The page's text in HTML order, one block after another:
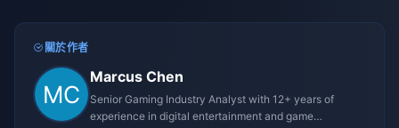
關於作者
Marcus Chen
Senior Gaming Industry Analyst with 12+ years of
experience in digital entertainment and game